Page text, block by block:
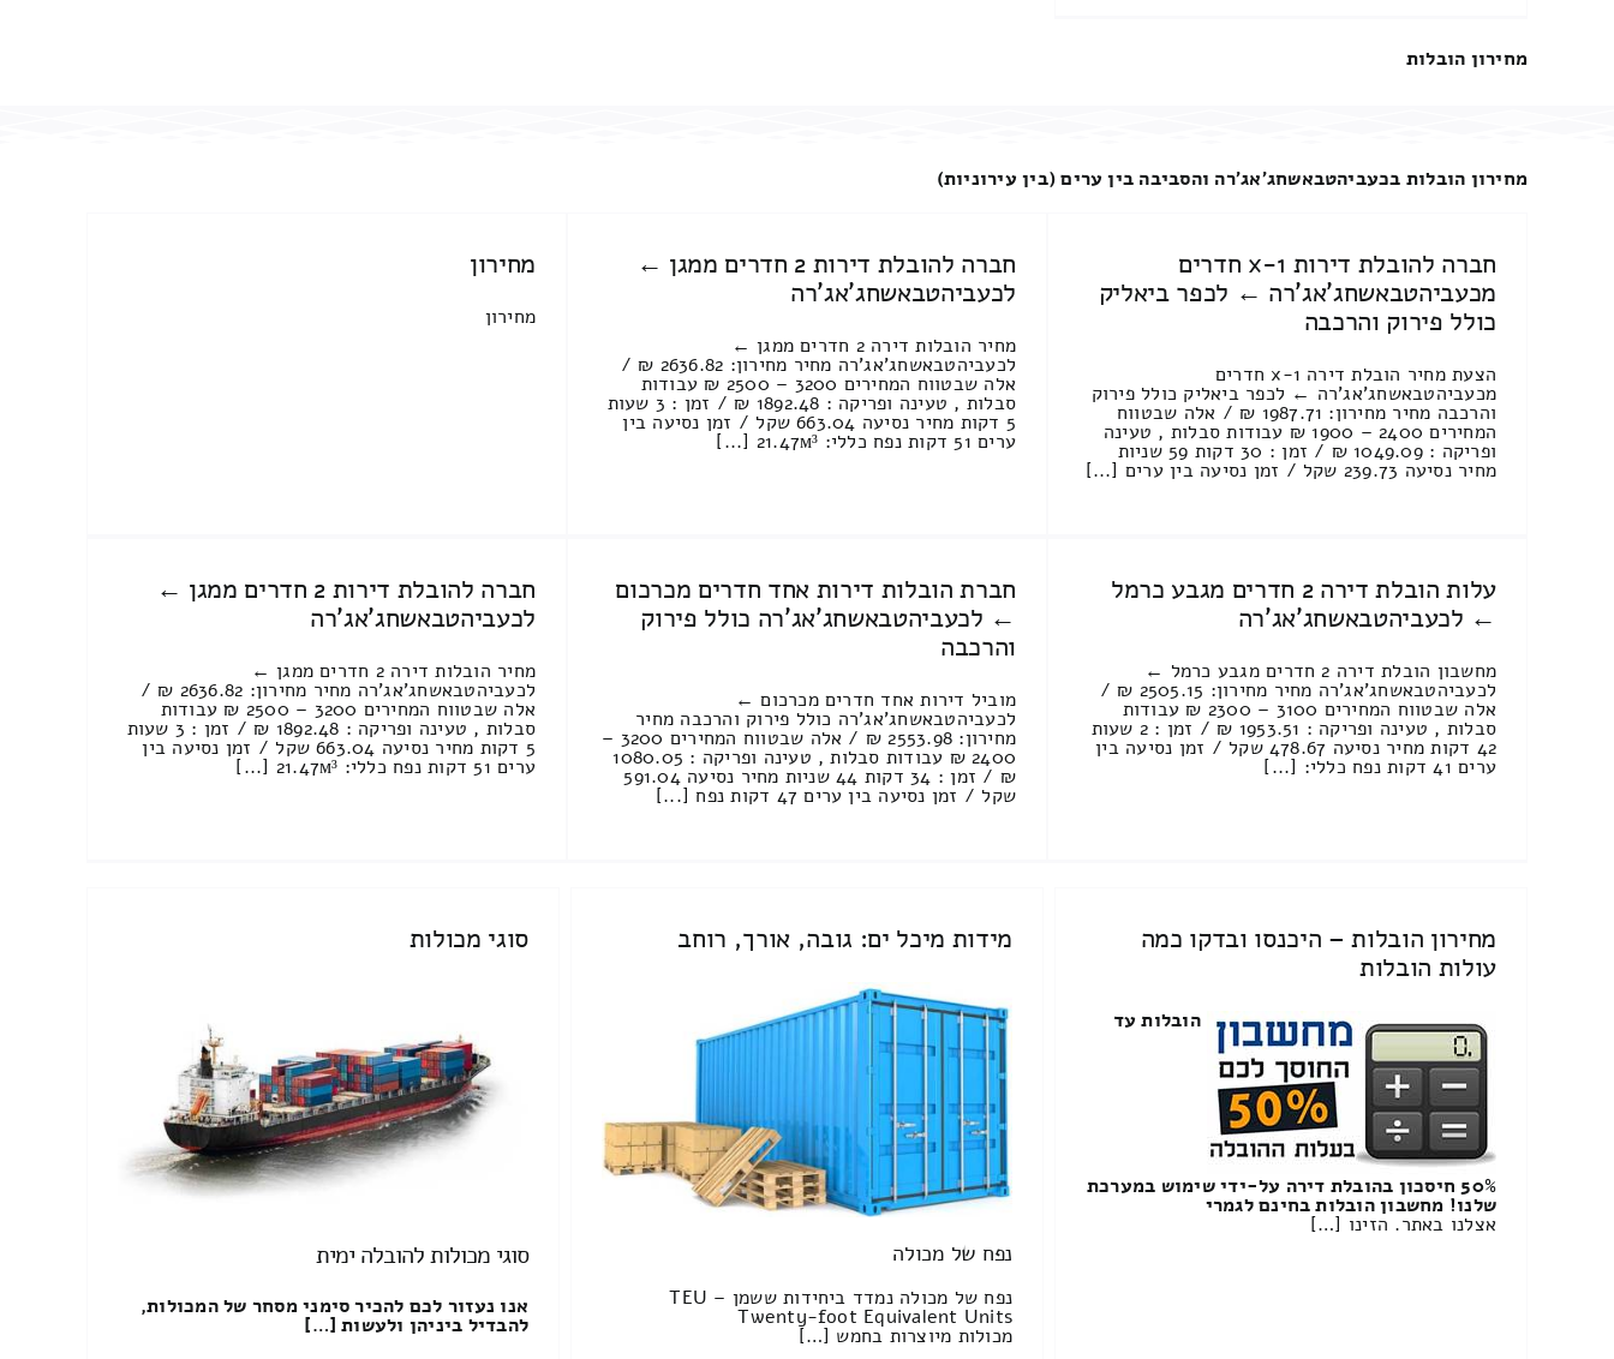
מחירון הובלות
מחירון הובלות בכעביהטבאשחג'אג'רה והסביבה בין ערים (בין עירוניות)
חברה להובלת דירות 1-x חדרים
מכעביהטבאשחג'אג'רה ← לכפר ביאליק
כולל פירוק והרכבה
הצעת מחיר הובלת דירה 1-x חדרים
מכעביהטבאשחג'אג'רה ← לכפר ביאליק כולל פירוק
והרכבה מחיר מחירון: 1987.71 ₪ / אלה שבטווח
המחירים 2400 – 1900 ₪ עבודות סבלות , טעינה
ופריקה : 1049.09 ₪ / זמן : 30 דקות 59 שניות
מחיר נסיעה 239.73 שקל / זמן נסיעה בין ערים [...]
חברה להובלת דירות 2 חדרים ממגן ←
לכעביהטבאשחג'אג'רה
מחיר הובלות דירה 2 חדרים ממגן ←
לכעביהטבאשחג'אג'רה מחיר מחירון: 2636.82 ₪ /
אלה שבטווח המחירים 3200 – 2500 ₪ עבודות
סבלות , טעינה ופריקה : 1892.48 ₪ / זמן : 3 שעות
5 דקות מחיר נסיעה 663.04 שקל / זמן נסיעה בין
ערים 51 דקות נפח כללי: 21.47м³ [...]
מחירון
מחירון
עלות הובלת דירה 2 חדרים מגבע כרמל
← לכעביהטבאשחג'אג'רה
מחשבון הובלת דירה 2 חדרים מגבע כרמל ←
לכעביהטבאשחג'אג'רה מחיר מחירון: 2505.15 ₪ /
אלה שבטווח המחירים 3100 – 2300 ₪ עבודות
סבלות , טעינה ופריקה : 1953.51 ₪ / זמן : 2 שעות
42 דקות מחיר נסיעה 478.67 שקל / זמן נסיעה בין
ערים 41 דקות נפח כללי: [...]
חברת הובלות דירות אחד חדרים מכרכום
← לכעביהטבאשחג'אג'רה כולל פירוק
והרכבה
מוביל דירות אחד חדרים מכרכום ←
לכעביהטבאשחג'אג'רה כולל פירוק והרכבה מחיר
מחירון: 2553.98 ₪ / אלה שבטווח המחירים 3200 –
2400 ₪ עבודות סבלות , טעינה ופריקה : 1080.05
₪ / זמן : 34 דקות 44 שניות מחיר נסיעה 591.04
שקל / זמן נסיעה בין ערים 47 דקות נפח [...]
חברה להובלת דירות 2 חדרים ממגן ←
לכעביהטבאשחג'אג'רה
מחיר הובלות דירה 2 חדרים ממגן ←
לכעביהטבאשחג'אג'רה מחיר מחירון: 2636.82 ₪ /
אלה שבטווח המחירים 3200 – 2500 ₪ עבודות
סבלות , טעינה ופריקה : 1892.48 ₪ / זמן : 3 שעות
5 דקות מחיר נסיעה 663.04 שקל / זמן נסיעה בין
ערים 51 דקות נפח כללי: 21.47м³ [...]
מחירון הובלות – היכנסו ובדקו כמה
עולות הובלות
הובלות עד
50% חיסכון בהובלת דירה על-ידי שימוש במערכת
שלנו! מחשבון הובלות בחינם לגמרי
אצלנו באתר. הזינו […]
מידות מיכל ים: גובה, אורך, רוחב
נפח של מכולה
נפח של מכולה נמדד ביחידות ששמן TEU –
Twenty-foot Equivalent Units
מכולות מיוצרות בחמש […]
סוגי מכולות
סוגי מכולות להובלה ימית
אנו נעזור לכם להכיר סימני מסחר של המכולות,
להבדיל ביניהן ולעשות […]